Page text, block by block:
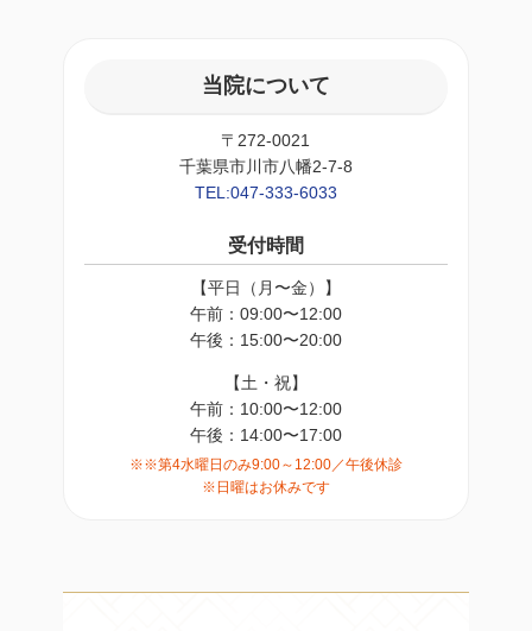
当院について
〒272-0021
千葉県市川市八幡2-7-8
TEL:047-333-6033
受付時間
【平日（月〜金）】
午前：09:00〜12:00
午後：15:00〜20:00
【土・祝】
午前：10:00〜12:00
午後：14:00〜17:00
※※第4水曜日のみ9:00～12:00／午後休診
※日曜はお休みです